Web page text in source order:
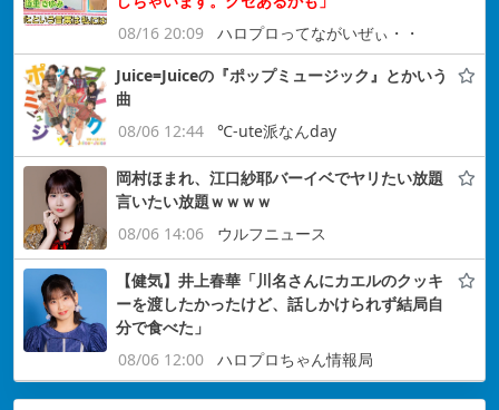
08/16 20:09
ハロプロってながいぜぃ・・
Juice=Juiceの『ポップミュージック』とかいう
曲
08/06 12:44
℃-ute派なんday
岡村ほまれ、江口紗耶バーイベでヤリたい放題
言いたい放題ｗｗｗｗ
08/06 14:06
ウルフニュース
【健気】井上春華「川名さんにカエルのクッキ
ーを渡したかったけど、話しかけられず結局自
分で食べた」
08/06 12:00
ハロプロちゃん情報局